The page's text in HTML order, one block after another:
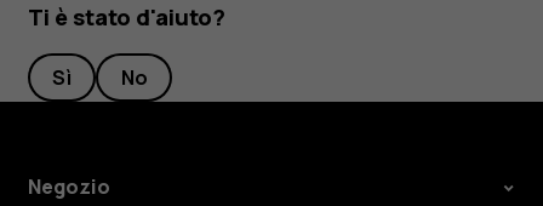
Ti è stato d'aiuto?
Sì No
Negozio